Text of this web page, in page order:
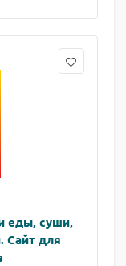
еды, суши,
Сайт для